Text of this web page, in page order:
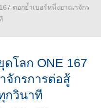
ตอกย้ำเบอร์หนึ่งอาณาจักร
โลก ONE 167
จักรการต่อสู้
กวินาที